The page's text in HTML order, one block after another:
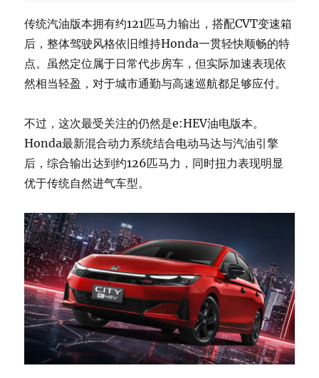
传统汽油版本拥有约121匹马力输出，搭配CVT变速箱
后，整体驾驶风格依旧维持Honda一贯轻快顺畅的特
点。虽然定位属于日常代步房车，但实际加速表现依
然相当轻盈，对于城市通勤与高速巡航都足够应付。
不过，这次最受关注的仍然是e:HEV油电版本。
Honda最新混合动力系统结合电动马达与汽油引擎
后，综合输出达到约126匹马力，同时扭力表现明显
优于传统自然进气车型。